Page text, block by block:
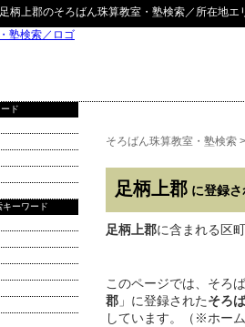
足柄上郡のそろばん珠算教室・塾検索／所在地エ
そろばん珠算教室・塾検索
足柄上郡 に登録
足柄上郡に含まれる区
このページでは、そろ
郡 」に登録されたそろ
しています。（※ホー
ド
キーワード